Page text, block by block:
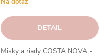
Na dotaz
DETAIL
Misky a riady COSTA NOVA -